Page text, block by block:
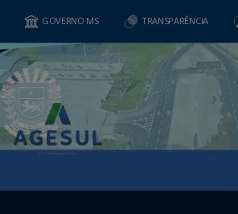
GOVERNO MS TRANSPARÊNCIA